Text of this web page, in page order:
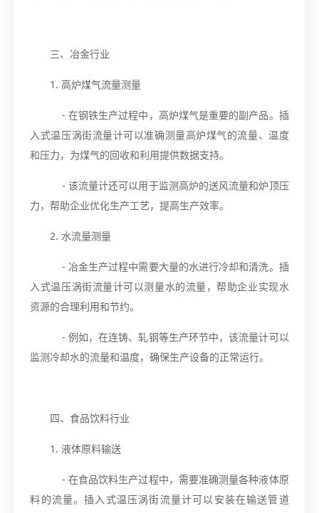
三、冶金行业
1. 高炉煤气流量测量
- 在钢铁生产过程中，高炉煤气是重要的副产品。插
入式温压涡街流量计可以准确测量高炉煤气的流量、温度
和压力，为煤气的回收和利用提供数据支持。
- 该流量计还可以用于监测高炉的送风流量和炉顶压
力，帮助企业优化生产工艺，提高生产效率。
2. 水流量测量
- 冶金生产过程中需要大量的水进行冷却和清洗。插
入式温压涡街流量计可以测量水的流量，帮助企业实现水
资源的合理利用和节约。
- 例如，在连铸、轧钢等生产环节中，该流量计可以
监测冷却水的流量和温度，确保生产设备的正常运行。
四、食品饮料行业
1. 液体原料输送
- 在食品饮料生产过程中，需要准确测量各种液体原
料的流量。插入式温压涡街流量计可以安装在输送管道